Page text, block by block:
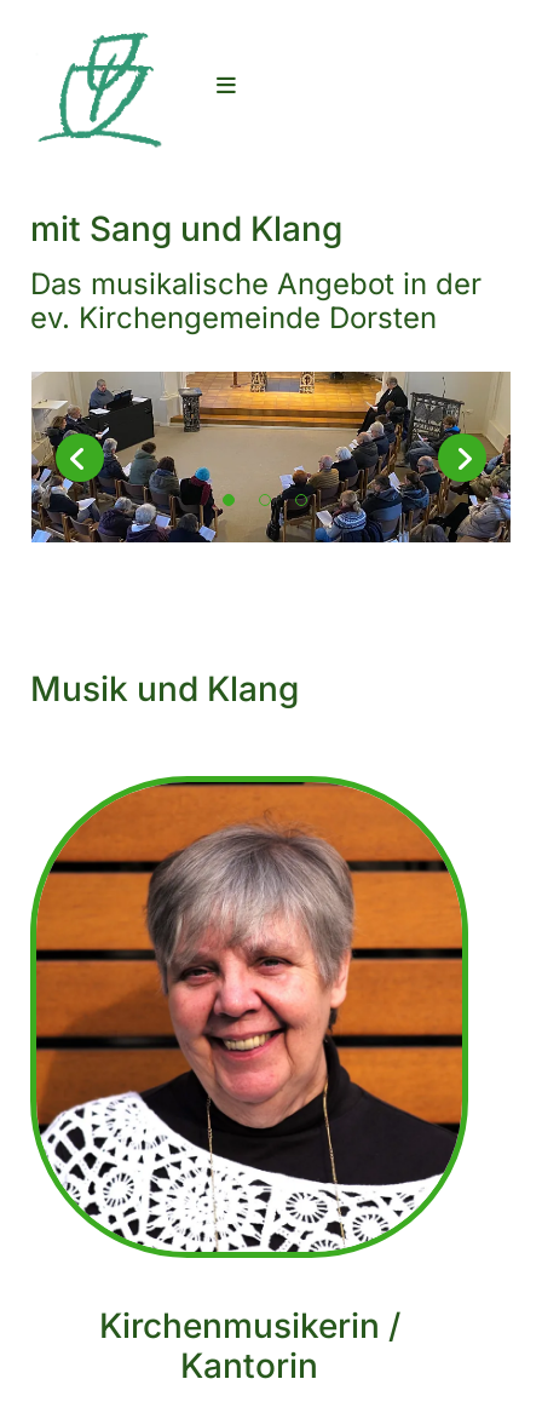
mit Sang und Klang
Das musikalische Angebot in der
ev. Kirchengemeinde Dorsten
Musik und Klang
Kirchenmusikerin /
Kantorin